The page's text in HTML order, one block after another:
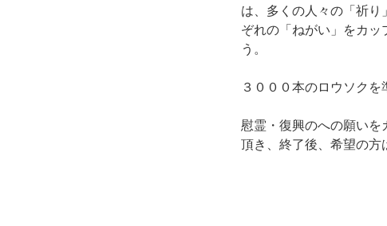
は、多くの人々の「祈
ぞれの「ねがい」をカッ
う。
３０００本のロウソクを
慰霊・復興のへの願いを
頂き、終了後、希望の方